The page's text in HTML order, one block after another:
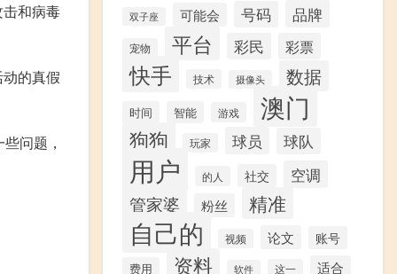
和病毒
的真假
问题，
双子座 可能会 号码 品牌
宠物 平台 彩民 彩票
快手 技术 摄像头 数据
时间 智能 游戏 澳门
狗狗 玩家 球员 球队
用户 的人 社交 空调
管家婆 粉丝 精准
自己的 视频 论文 账号
费用 资料 软件 这一 适合